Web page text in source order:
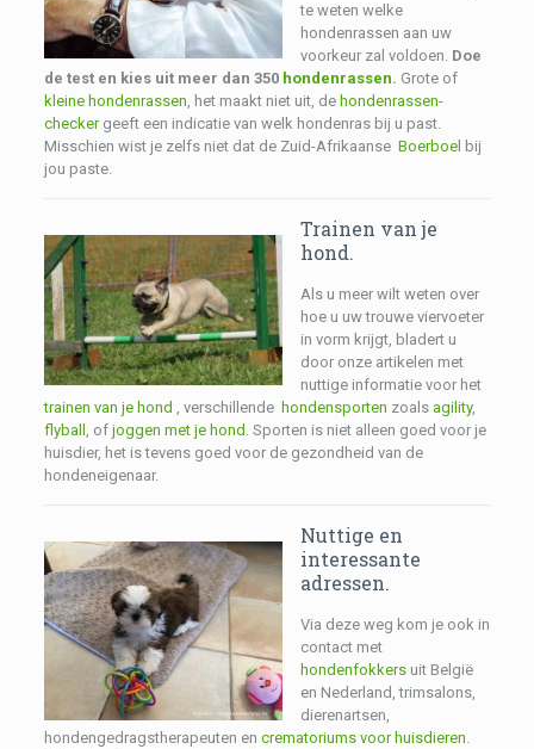
te weten welke
hondenrassen aan uw
voorkeur zal voldoen. Doe
de test en kies uit meer dan 350 hondenrassen. Grote of
kleine hondenrassen, het maakt niet uit, de hondenrassen-
checkergeeft een indicatie van welk hondenras bij u past.
Misschien wist je zelfs niet dat de Zuid-Afrikaanse Boerboel bij
jou paste.
Trainen van je
hond.
Als u meer wilt weten over
hoe u uw trouwe viervoeter
in vorm krijgt, bladert u
door onze artikelen met
nuttige informatie voor het
trainen van je hond , verschillende hondensporten zoals agility,
flyball , of joggen met je hond . Sporten is niet alleen goed voor je
huisdier, het is tevens goed voor de gezondheid van de
hondeneigenaar.
Nuttige en
interessante
adressen.
Via deze weg kom je ook in
contact met
hondenfokkersuit België
en Nederland, trimsalons,
dierenartsen,
hondengedragstherapeuten en crematoriums voor huisdieren.